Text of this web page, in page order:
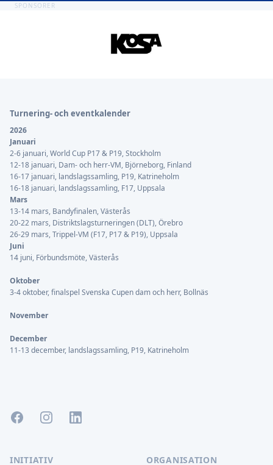
SPONSORER
Turnering- och eventkalender
2026
Januari
2-6 januari, World Cup P17 & P19, Stockholm
12-18 januari, Dam- och herr-VM, Björneborg, Finland
16-17 januari, landslagssamling, P19, Katrineholm
16-18 januari, landslagssamling, F17, Uppsala
Mars
13-14 mars, Bandyfinalen, Västerås
20-22 mars, Distriktslagsturneringen (DLT), Örebro
26-29 mars, Trippel-VM (F17, P17 & P19), Uppsala
Juni
14 juni, Förbundsmöte, Västerås
Oktober
3-4 oktober, finalspel Svenska Cupen dam och herr, Bollnäs
November
December
11-13 december, landslagssamling, P19, Katrineholm
FacebookInstagramLinkedIn
INITIATIV ORGANISATION